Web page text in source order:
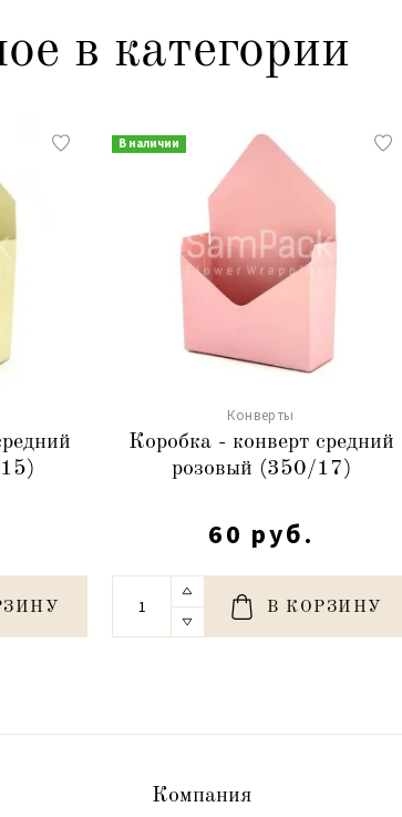
в категории
В наличии
Конверты
Коробка - конверт средний
розовый (350/17)
60 руб.
В КОРЗИНУ
Компания